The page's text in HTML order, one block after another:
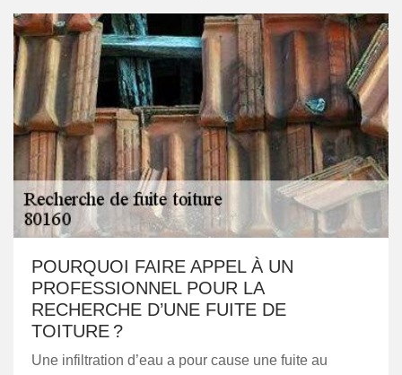
POURQUOI FAIRE APPEL À UN
PROFESSIONNEL POUR LA
RECHERCHE D’UNE FUITE DE
TOITURE ?
Une infiltration d’eau a pour cause une fuite au